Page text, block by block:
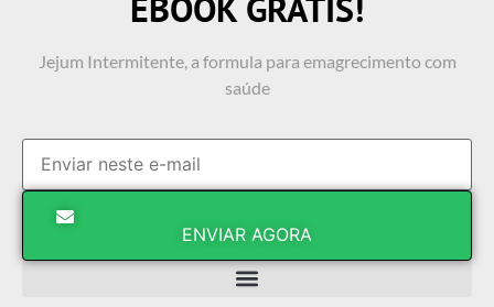
Jejum Intermitente, a formula para emagrecimento com
saúde
ENVIAR AGORA